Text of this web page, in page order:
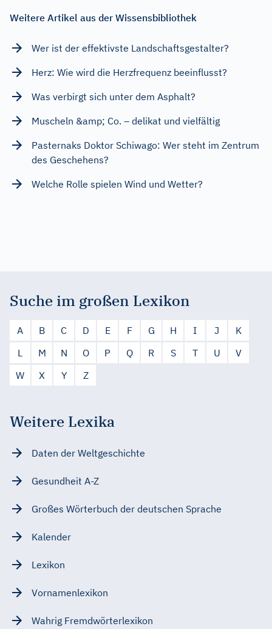
Weitere Artikel aus der Wissensbibliothek
Wer ist der effektivste Landschaftsgestalter?
Herz: Wie wird die Herzfrequenz beeinflusst?
Was verbirgt sich unter dem Asphalt?
Muscheln &amp; Co. – delikat und vielfältig
Pasternaks Doktor Schiwago: Wer steht im Zentrum
des Geschehens?
Welche Rolle spielen Wind und Wetter?
Suche im großen Lexikon
A B C D E F G H I J
K
L
M N O P Q R S T U
V
W
X Y Z
Weitere Lexika
Daten der Weltgeschichte
Gesundheit A-Z
Großes Wörterbuch der deutschen Sprache
Kalender
Lexikon
Vornamenlexikon
Wahrig Fremdwörterlexikon